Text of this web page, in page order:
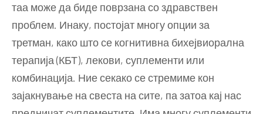
таа може да биде поврзана со здравствен
проблем. Инаку, постојат многу опции за
третман, како што се когнитивна бихејвиорална
терапија (КБТ), лекови, суплементи или
комбинација. Ние секако се стремиме кон
зајакнување на свеста на сите, па затоа кај нас